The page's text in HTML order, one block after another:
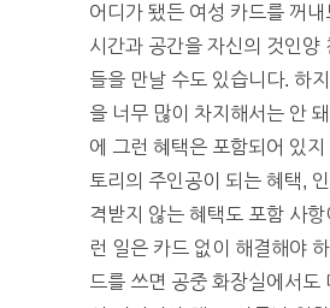
어디가 됐든 여성 카드를 꺼내
시간과 공간을 자신의 것인양
들을 만날 수도 있습니다. 하
을 너무 많이 차지해서는 안
에 그런 혜택은 포함되어 있
토리의 주인공이 되는 혜택,
격받지 않는 혜택도 포함 사
런 일은 카드 없이 해결해야
드를 쓰면 공중 화장실에서도